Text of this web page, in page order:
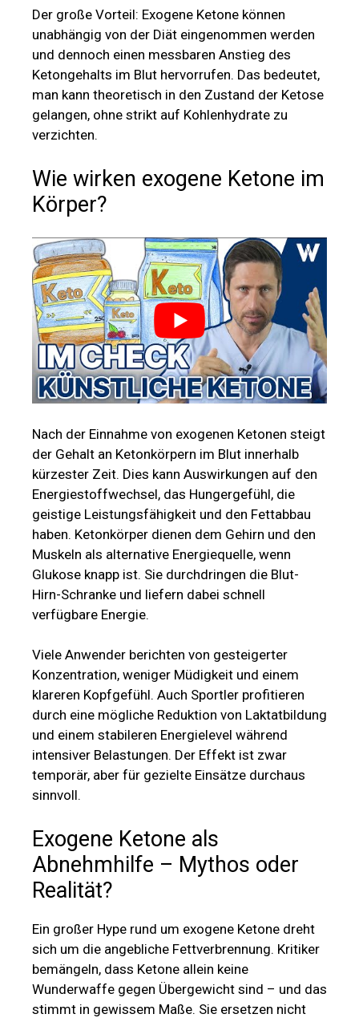
Der große Vorteil: Exogene Ketone können
unabhängig von der Diät eingenommen werden
und dennoch einen messbaren Anstieg des
Ketongehalts im Blut hervorrufen. Das bedeutet,
man kann theoretisch in den Zustand der Ketose
gelangen, ohne strikt auf Kohlenhydrate zu
verzichten.
Wie wirken exogene Ketone im
Körper?
Nach der Einnahme von exogenen Ketonen steigt
der Gehalt an Ketonkörpern im Blut innerhalb
kürzester Zeit. Dies kann Auswirkungen auf den
Energiestoffwechsel, das Hungergefühl, die
geistige Leistungsfähigkeit und den Fettabbau
haben. Ketonkörper dienen dem Gehirn und den
Muskeln als alternative Energiequelle, wenn
Glukose knapp ist. Sie durchdringen die Blut-
Hirn-Schranke und liefern dabei schnell
verfügbare Energie.
Viele Anwender berichten von gesteigerter
Konzentration, weniger Müdigkeit und einem
klareren Kopfgefühl. Auch Sportler profitieren
durch eine mögliche Reduktion von Laktatbildung
und einem stabileren Energielevel während
intensiver Belastungen. Der Effekt ist zwar
temporär, aber für gezielte Einsätze durchaus
sinnvoll.
Exogene Ketone als
Abnehmhilfe – Mythos oder
Realität?
Ein großer Hype rund um exogene Ketone dreht
sich um die angebliche Fettverbrennung. Kritiker
bemängeln, dass Ketone allein keine
Wunderwaffe gegen Übergewicht sind – und das
stimmt in gewissem Maße. Sie ersetzen nicht